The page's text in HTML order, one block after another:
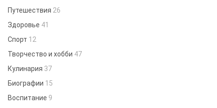
Путешествия 26
Здоровье 41
Спорт 12
Творчество и хобби 47
Кулинария 37
Биографии 15
Воспитание 9